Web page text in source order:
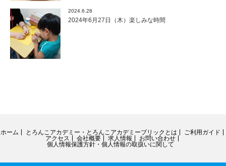
2024.6.28
2024年6月27日（木）楽しみな時間
ホーム とろんこアカデミー・とろんこアカデミーブリックとは
ご利用ガイド
アクセス
会社概要 求人情報
お問い合わせ
個人情報保護方針・個人情報の取扱いに関して